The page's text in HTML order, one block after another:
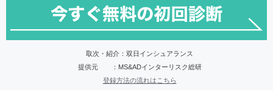
取次・紹介：双日インシュアランス
提供元 ：MS&ADインターリスク総研
登録方法の流れはこちら